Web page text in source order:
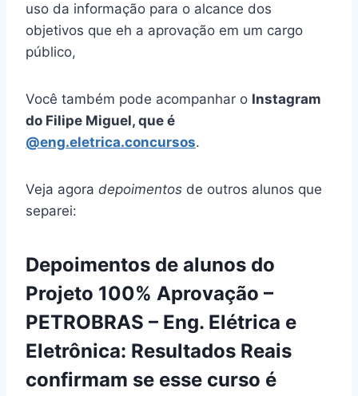
uso da informação para o alcance dos
objetivos que eh a aprovação em um cargo
público,
Você também pode acompanhar o Instagram
do Filipe Miguel, que é
@eng.eletrica.concursos.
Veja agora depoimentos de outros alunos que
separei:
Depoimentos de alunos do
Projeto 100% Aprovação –
PETROBRAS – Eng. Elétrica e
Eletrônica: Resultados Reais
confirmam se esse curso é